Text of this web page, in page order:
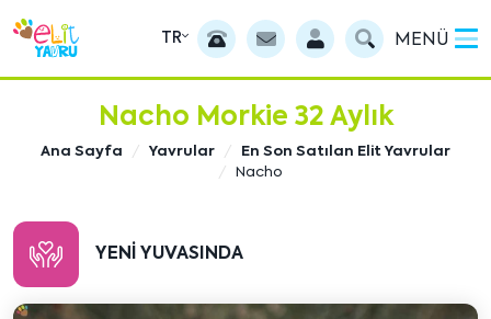
TR MENÜ
Nacho Morkie 32 Aylık
Ana Sayfa Yavrular
En Son Satılan Elit Yavrular
Nacho
YENI YUVASINDA